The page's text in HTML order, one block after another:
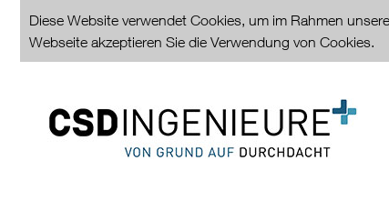
Diese Website verwendet Cookies, um im Rahmen
Webseite akzeptieren Sie die Verwendung von Cookies.